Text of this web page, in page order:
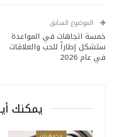
الموضوع السابق
خمسة اتجاهات في المواعدة
ستشكل إطاراً للحب والعلاقات
في عام 2026
يمكنك